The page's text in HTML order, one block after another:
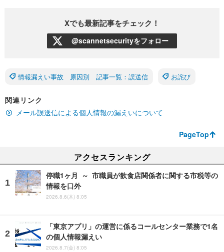
Xでも最新記事をチェック！
@scannetsecurityをフォロー
情報漏えい事故 原因別 記事一覧：誤送信 お詫び
関連リンク
メール誤送信による個人情報の漏えいについて
PageTop
アクセスランキング
停職1ヶ月 ～ 市職員が飲食店関係者に関する市税等の
情報を口外
2026.8.6(木) 8:05
「東京アプリ」の運営に係るコールセンター業務で1名
の個人情報漏えい
2026.8.7(金) 8:05